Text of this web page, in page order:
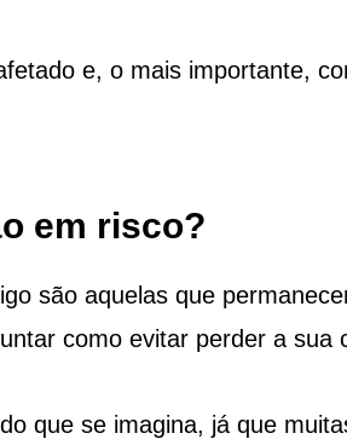
e, o mais importante,
em risco?
são aquelas que
como evitar perder a sua
que se imagina, já que